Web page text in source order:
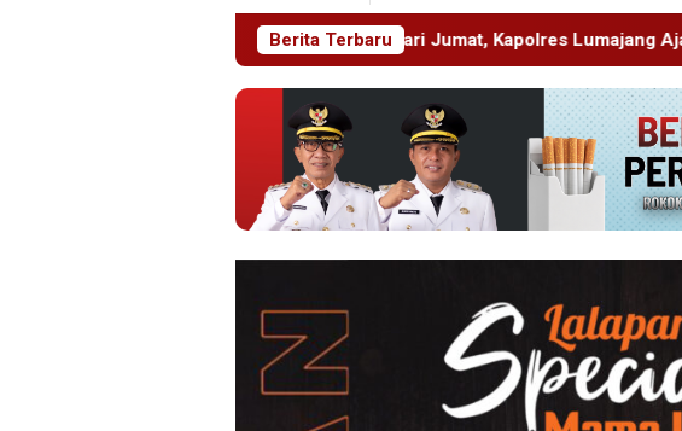
Berita Terbaru
Diri Lewat Safari Jumat, Kapolres Lumajang Ajak Warga Jaga Kamtibmas